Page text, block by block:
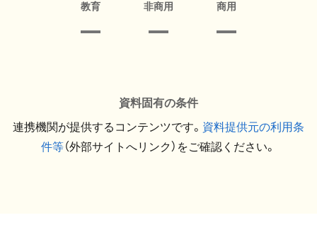
教育 非商用 商用
資料固有の条件
連携機関が提供するコンテンツです。 資料提供元の利用条
件等（外部サイトへリンク）をご確認ください。